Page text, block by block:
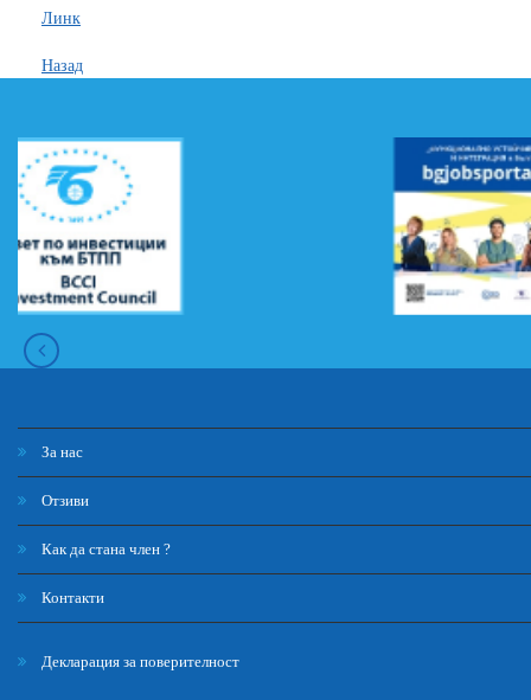
Линк
Назад
За нас
Отзиви
Как да стана член ?
Контакти
Декларация за поверителност